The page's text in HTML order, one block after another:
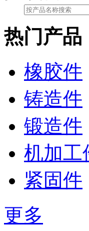
热门产品
橡胶件
铸造件
锻造件
机加工
紧固件
更多